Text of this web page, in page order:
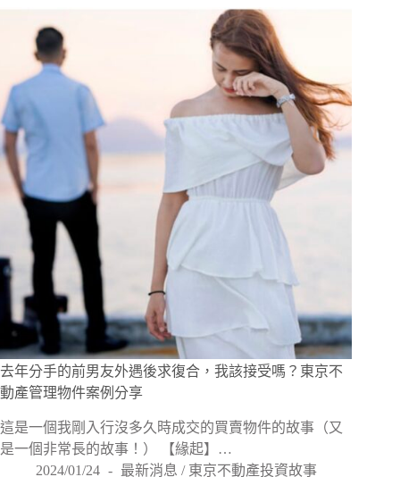
去年分手的前男友外遇後求復合，我該接受嗎？東京不
動產管理物件案例分享
這是一個我剛入行沒多久時成交的買賣物件的故事（又
是一個非常長的故事！） 【緣起】…
2024/01/24
最新消息 / 東京不動產投資故事